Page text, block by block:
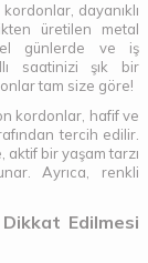
dayanıklı
üretilen metal
günlerde ve iş
saatinizi şık bir
tam size göre!
kordonlar, hafif ve
tercih edilir.
aktif bir yaşam tarzı
Ayrıca, renkli
Edilmesi